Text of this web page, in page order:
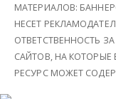
МАТЕРИАЛОВ:
НЕСЕТ
ОТВЕТСТВЕННОСТЬ
САЙТОВ, НА КОТОРЫЕ
РЕСУРС МОЖЕТ